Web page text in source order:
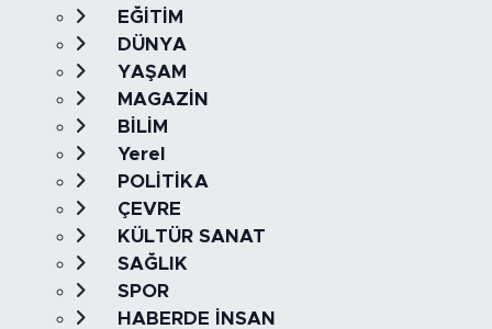
EĞİTİM
DÜNYA
YAŞAM
MAGAZİN
BİLİM
Yerel
POLİTİKA
ÇEVRE
KÜLTÜR SANAT
SAĞLIK
SPOR
HABERDE İNSAN